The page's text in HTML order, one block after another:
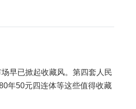
早已掀起收藏风。第四套人民
年50元四连体等这些值得收藏